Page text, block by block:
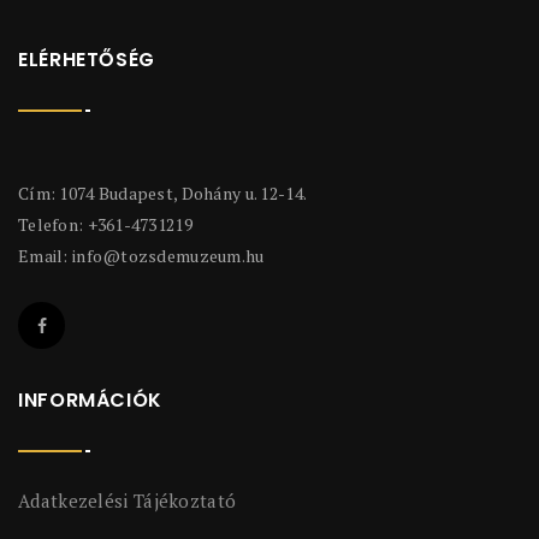
ELÉRHETŐSÉG
Cím: 1074 Budapest, Dohány u. 12-14.
Telefon: +361-4731219
Email: info@tozsdemuzeum.hu
INFORMÁCIÓK
Adatkezelési Tájékoztató